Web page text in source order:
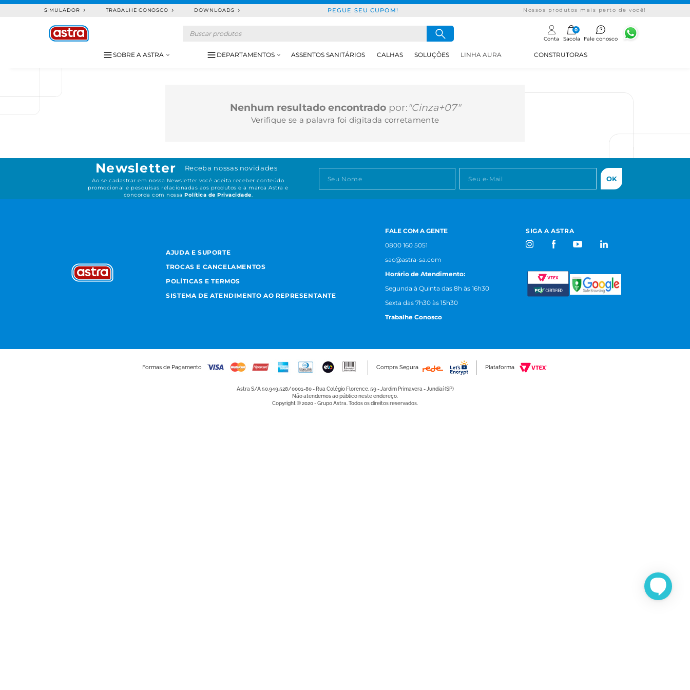
SIMULADOR TRABALHE CONOSCO DOWNLOADS PEGUE SEU CUPOM! Nossos produtos mais perto de você!
SOBRE A ASTRA DEPARTAMENTOS ASSENTOS SANITÁRIOS CALHAS SOLUÇÕES LINHA AURA CONSTRUTORAS
Conta
0
Sacola Fale conosco
Nenhum resultado encontrado por:"Cinza+07"
Verifique se a palavra foi digitada corretamente
Newsletter Receba nossas novidades
Ao se cadastrar em nossa Newsletter você aceita receber conteúdo
promocional e pesquisas relacionadas aos produtos e a marca Astra e
concorda com nossaPolítica de Privacidade
OK
AJUDA E SUPORTE
TROCAS E CANCELAMENTOS
POLÍTICAS E TERMOS
SISTEMA DE ATENDIMENTO AO REPRESENTANTE
FALE COM A GENTE
0800 160 5051
sac@astra-sa.com
Horário de Atendimento:
Segunda à Quinta das 8h às 16h30
Sexta das 7h30 às 15h30
Trabalhe Conosco
SIGA A ASTRA
Formas de Pagamento Compra Segura Plataforma
Astra S/A 50.949.528/0001-80 - Rua Colégio Florence, 59 - Jardim Primavera - Jundiaí (SP)
Não atendemos ao público neste endereço.
Copyright © 2020 - Grupo Astra. Todos os direitos reservados.